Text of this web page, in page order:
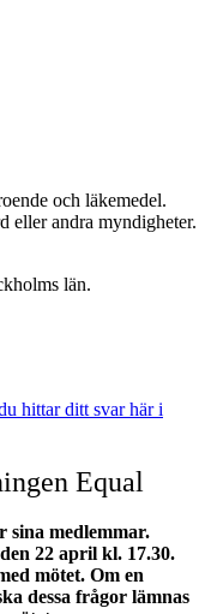
och läkemedel.
eller andra myndigheter.
län.
hittar ditt svar här i
Equal
sina medlemmar.
22 april kl. 17.30.
mötet. Om en
dessa frågor lämnas